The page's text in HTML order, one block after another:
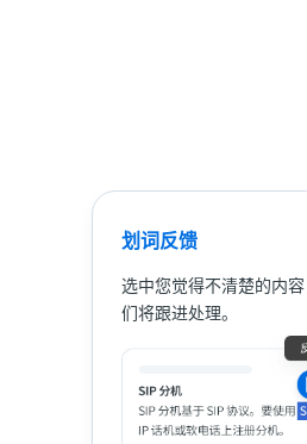
划词反馈
选中您觉得不清楚的内
们将跟进处理。